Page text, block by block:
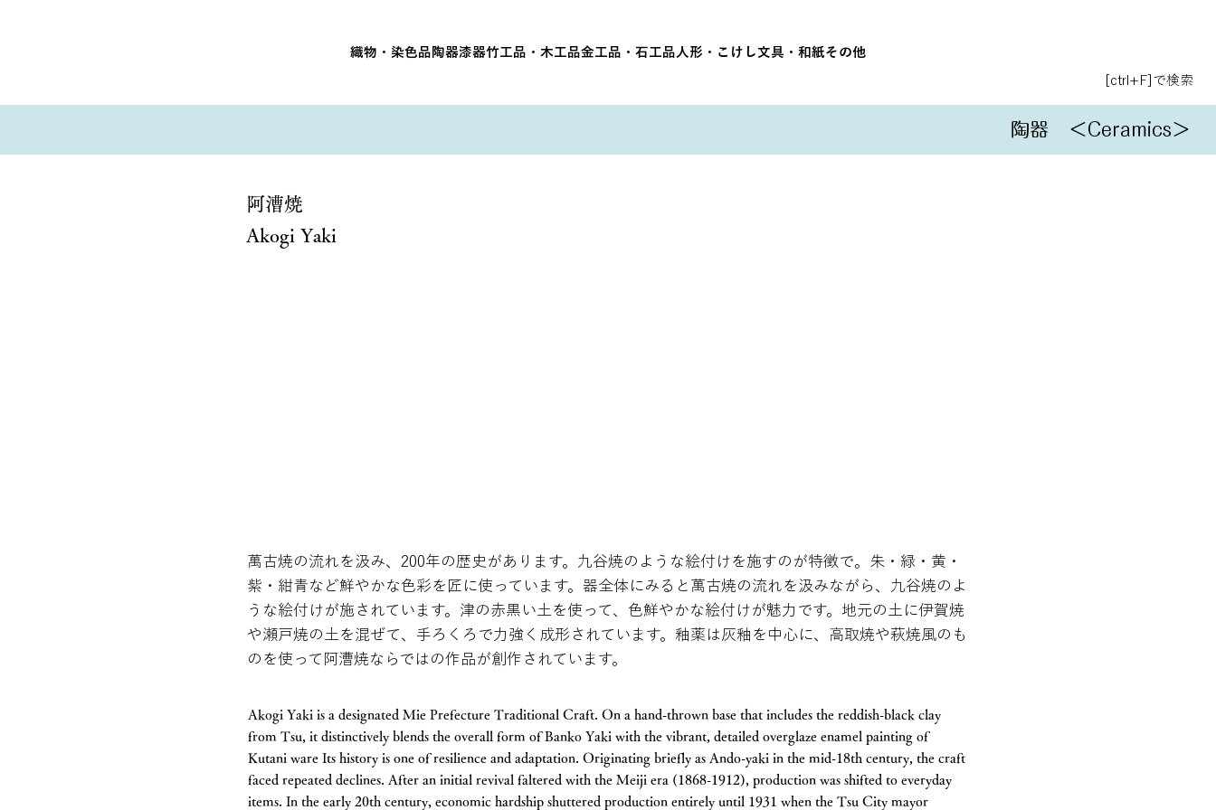
織物・染色品 陶器漆器竹工品・木工品金工品・石工品 人形・こけし 文具・和紙その他
[ctrl+F]で検索
陶器 ＜Ceramics＞
阿漕焼
Akogi Yaki
萬古焼の流れを汲み、200年の歴史があります。九谷焼のような絵付けを施すのが特徴で。朱・緑・黄・
紫・紺青など鮮やかな色彩を匠に使っています。器全体にみると萬古焼の流れを汲みながら、九谷焼のよ
うな絵付けが施されています。津の赤黒い土を使って、色鮮やかな絵付けが魅力です。地元の土に伊賀焼
や瀬戸焼の土を混ぜて、手ろくろで力強く成形されています。釉薬は灰釉を中心に、高取焼や萩焼風のも
のを使って阿漕焼ならではの作品が創作されています。
Akogi Yaki is a designated Mie Prefecture Traditional Craft. On a hand-thrown base that includes the reddish-black clay
from Tsu, it distinctively blends the overall form of Banko Yaki with the vibrant, detailed overglaze enamel painting of
Kutani ware Its history is one of resilience and adaptation. Originating briefly as Ando-yaki in the mid-18th century, the craft
faced repeated declines. After an initial revival faltered with the Meiji era (1868-1912), production was shifted to everyday
items. In the early 20th century, economic hardship shuttered production entirely until 1931 when the Tsu City mayor